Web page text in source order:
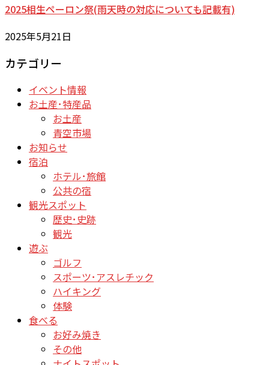
2025相生ペーロン祭(雨天時の対応についても記載有)
2025年5月21日
カテゴリー
イベント情報
お土産･特産品
お土産
青空市場
お知らせ
宿泊
ホテル･旅館
公共の宿
観光スポット
歴史･史跡
観光
遊ぶ
ゴルフ
スポーツ･アスレチック
ハイキング
体験
食べる
お好み焼き
その他